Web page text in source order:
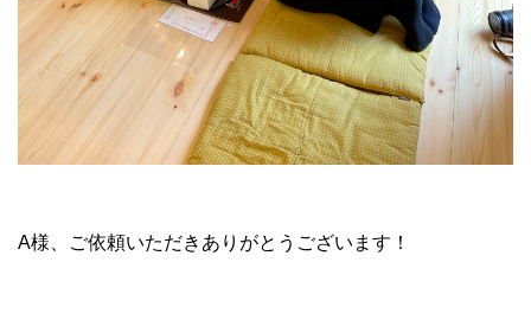
A様、ご依頼いただきありがとうございます！